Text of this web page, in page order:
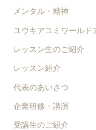
メンタル・精神
ユウキアユミワール
レッスン生のご紹介
レッスン紹介
代表のあいさつ
企業研修・講演
受講生のご紹介